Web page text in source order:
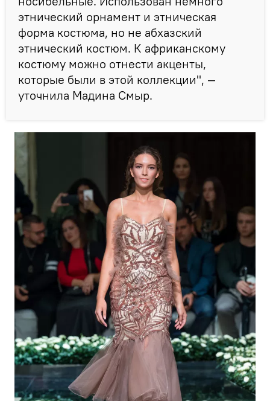
этнический орнамент и этническая
форма костюма, но не абхазский
этнический костюм. К африканскому
костюму можно отнести акценты,
которые были в этой коллекции", —
уточнила Мадина Смыр.